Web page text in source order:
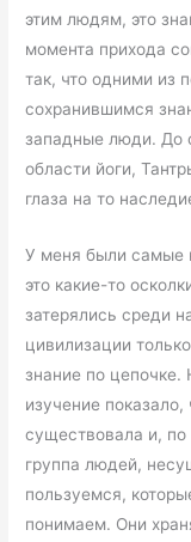
этим людям, это
момента прихода
так, что одними из
сохранившимся
западные люди. До
области йоги,
глаза на то
У меня были самые
это какие-то
затерялись среди
цивилизации
знание по цепочке.
изучение
существовала и,
группа людей,
пользуемся,
понимаем. Они